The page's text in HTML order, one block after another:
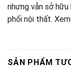
nhưng vẫn sở
phối nội thất.
SẢN PHẨM